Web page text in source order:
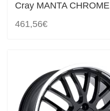
Cray MANTA CHROME
461,56€